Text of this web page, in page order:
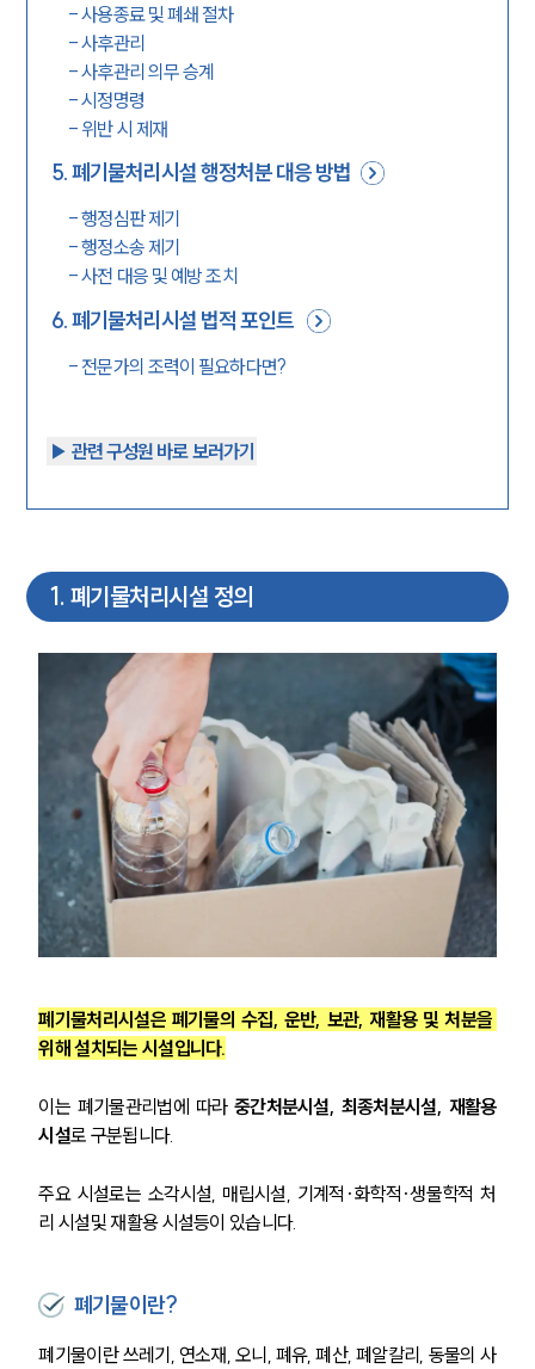
-사용종료 및 폐쇄 절차
-사후관리
-사후관리 의무 승계
-시정명령
- 위반 시 제재
5.폐기물처리시설 행정처분 대응 방법
-행정심판 제기
-행정소송 제기
-사전 대응 및 예방 조치
6.폐기물처리시설 법적 포인트
- 전문가의 조력이 필요하다면?
▶︎ 관련 구성원 바로 보러가기
1. 폐기물처리시설 정의
폐기물처리시설은 폐기물의 수집, 운반, 보관, 재활용 및 처분을
위해 설치되는 시설입니다.
이는 폐기물관리법에 따라 중간처분시설, 최종처분시설, 재활용
시설로 구분됩니다.
주요 시설로는 소각시설, 매립시설, 기계적·화학적·생물학적 처
리 시설및 재활용 시설등이 있습니다.
폐기물이란?
폐기물이란 쓰레기, 연소재, 오니, 폐유, 폐산, 폐알칼리, 동물의 사